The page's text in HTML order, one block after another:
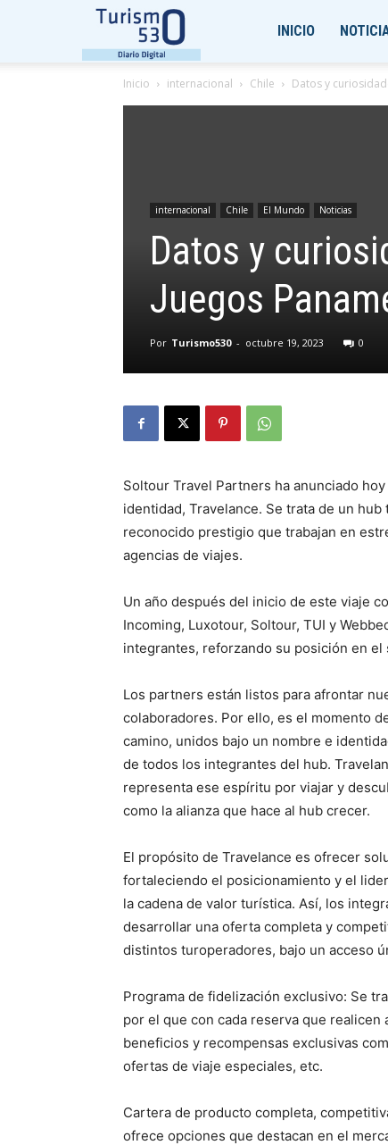
INICIO
Inicio internacional Chile Datos y
internacional Chile El Mundo Noticias
Datos y
Juegos
Por Turismo530 - octubre 19, 2023 0
Soltour Travel Partners ha anunciado
identidad, Travelance. Se trata de un
reconocido prestigio que trabajan en
agencias de viajes.
Un año después del inicio de este viaje
Incoming, Luxotour, Soltour, TUI y
integrantes, reforzando su posición en
Los partners están listos para afrontar
colaboradores. Por ello, es el momento
camino, unidos bajo un nombre e
de todos los integrantes del hub.
representa ese espíritu por viajar y
como la alianza que hace al hub crecer.
El propósito de Travelance es ofrecer
fortaleciendo el posicionamiento y el
la cadena de valor turística. Así, los
desarrollar una oferta completa y
distintos turoperadores, bajo un acceso
Programa de fidelización exclusivo: Se
por el que con cada reserva que
beneficios y recompensas exclusivas
ofertas de viaje especiales, etc.
Cartera de producto completa,
ofrece opciones que destacan en el